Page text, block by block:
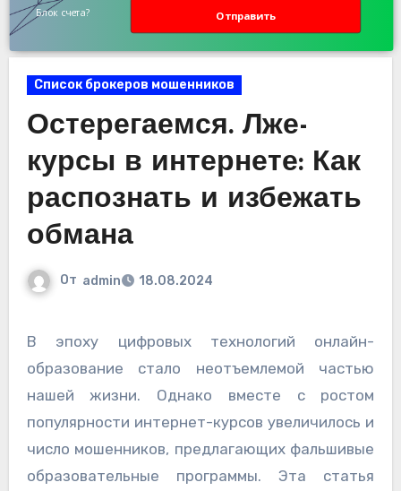
Блок счета? Отправить
Список брокеров мошенников
Остерегаемся. Лже-
курсы в интернете: Как
распознать и избежать
обмана
От admin 18.08.2024
В эпоху цифровых технологий онлайн-
образование стало неотъемлемой частью
нашей жизни. Однако вместе с ростом
популярности интернет-курсов увеличилось и
число мошенников, предлагающих фальшивые
образовательные программы. Эта статья